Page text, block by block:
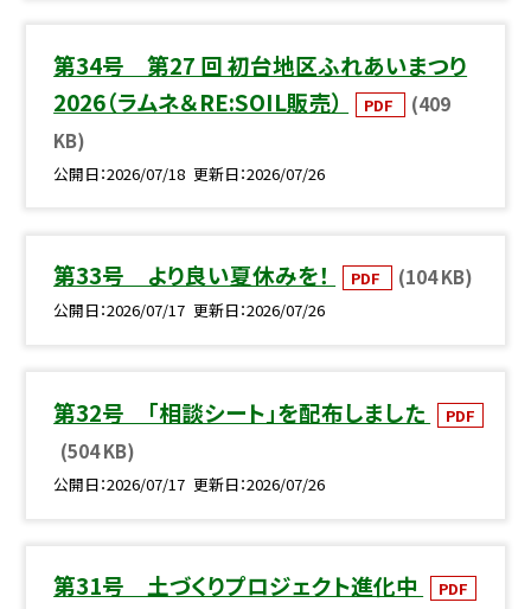
第34号 第27 回 初台地区ふれあいまつり
2026（ラムネ＆RE:SOIL販売）
PDF
(409
KB)
公開日 2026/07/18 更新日 2026/07/26
第33号 より良い夏休みを！ PDF (104 KB)
公開日 2026/07/17 更新日 2026/07/26
第32号 「相談シート」を配布しました PDF
(504 KB)
公開日 2026/07/17 更新日 2026/07/26
第31号 土づくりプロジェクト進化中 PDF